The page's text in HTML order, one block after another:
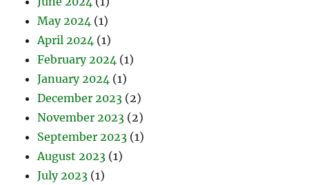
May 2024 (1)
April 2024 (1)
February 2024 (1)
January 2024 (1)
December 2023 (2)
November 2023 (2)
September 2023 (1)
August 2023 (1)
July 2023 (1)